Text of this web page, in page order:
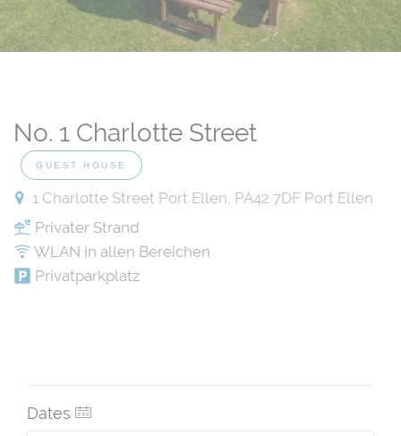
No. 1 Charlotte Street
GUEST HOUSE
1 Charlotte Street Port Ellen, PA42 7DF Port Ellen
Privater Strand
WLAN in allen Bereichen
Privatparkplatz
Dates